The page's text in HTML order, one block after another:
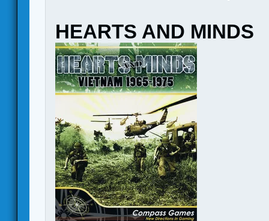
HEARTS AND MINDS